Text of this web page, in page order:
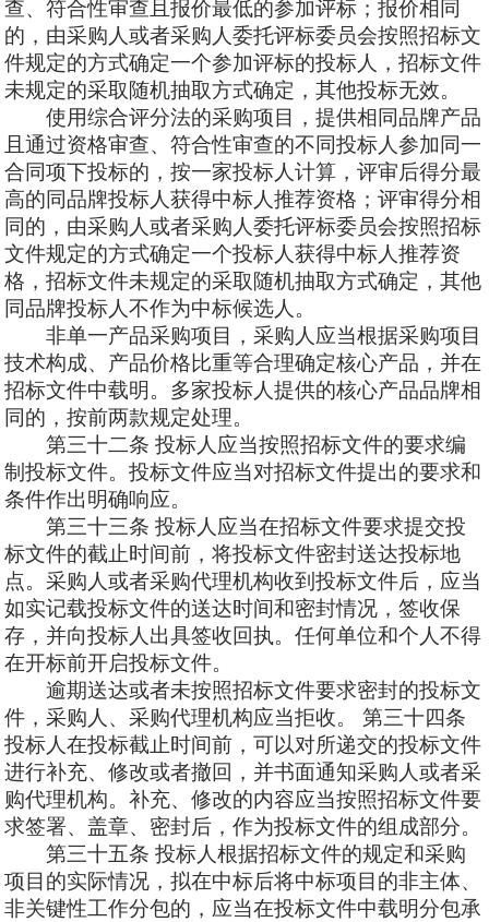
查、符合性审查且报价最低的参加评标；报价相同
的，由采购人或者采购人委托评标委员会按照招标文
件规定的方式确定一个参加评标的投标人，招标文件
未规定的采取随机抽取方式确定，其他投标无效。
使用综合评分法的采购项目，提供相同品牌产品
且通过资格审查、符合性审查的不同投标人参加同一
合同项下投标的，按一家投标人计算，评审后得分最
高的同品牌投标人获得中标人推荐资格；评审得分相
同的，由采购人或者采购人委托评标委员会按照招标
文件规定的方式确定一个投标人获得中标人推荐资
格，招标文件未规定的采取随机抽取方式确定，其他
同品牌投标人不作为中标候选人。
非单一产品采购项目，采购人应当根据采购项目
技术构成、产品价格比重等合理确定核心产品，并在
招标文件中载明。多家投标人提供的核心产品品牌相
同的，按前两款规定处理。
第三十二条 投标人应当按照招标文件的要求编
制投标文件。投标文件应当对招标文件提出的要求和
条件作出明确响应。
第三十三条 投标人应当在招标文件要求提交投
标文件的截止时间前，将投标文件密封送达投标地
点。采购人或者采购代理机构收到投标文件后，应当
如实记载投标文件的送达时间和密封情况，签收保
存，并向投标人出具签收回执。任何单位和个人不得
在开标前开启投标文件。
逾期送达或者未按照招标文件要求密封的投标文
件，采购人、采购代理机构应当拒收。
第三十四条
投标人在投标截止时间前，可以对所递交的投标文件
进行补充、修改或者撤回，并书面通知采购人或者采
购代理机构。补充、修改的内容应当按照招标文件要
求签署、盖章、密封后，作为投标文件的组成部分。
第三十五条 投标人根据招标文件的规定和采购
项目的实际情况，拟在中标后将中标项目的非主体、
非关键性工作分包的，应当在投标文件中载明分包承